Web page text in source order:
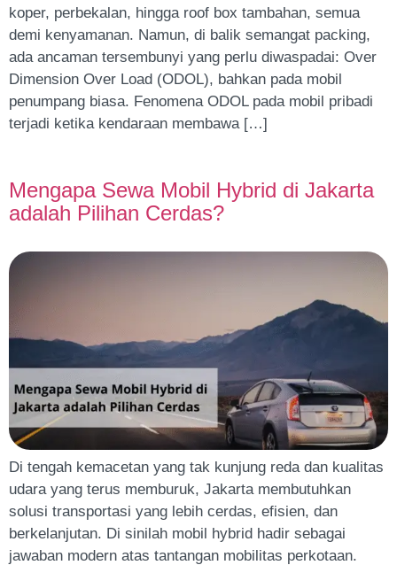
koper, perbekalan, hingga roof box tambahan, semua
demi kenyamanan. Namun, di balik semangat packing,
ada ancaman tersembunyi yang perlu diwaspadai: Over
Dimension Over Load (ODOL), bahkan pada mobil
penumpang biasa. Fenomena ODOL pada mobil pribadi
terjadi ketika kendaraan membawa […]
Mengapa Sewa Mobil Hybrid di Jakarta
adalah Pilihan Cerdas?
Di tengah kemacetan yang tak kunjung reda dan kualitas
udara yang terus memburuk, Jakarta membutuhkan
solusi transportasi yang lebih cerdas, efisien, dan
berkelanjutan. Di sinilah mobil hybrid hadir sebagai
jawaban modern atas tantangan mobilitas perkotaan.